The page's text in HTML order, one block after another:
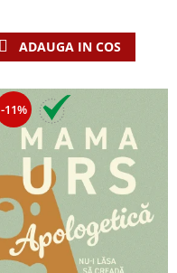
ADAUGA IN COS
-11%